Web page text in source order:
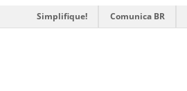
Simplifique! Comunica BR